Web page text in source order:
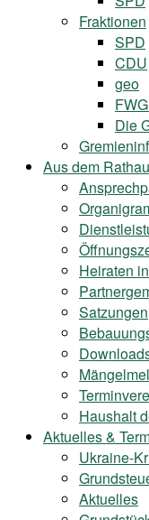
Fraktionen
SPD
CDU
geo
Die
Aus dem
Heiraten
Satzungen
Haushalt
Aktuelles &
Ukraine-
Aktuelles